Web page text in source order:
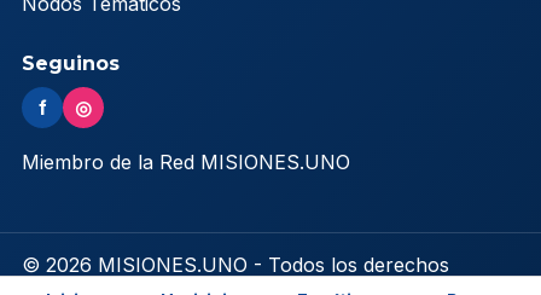
Seguinos
f ◎
Miembro de la Red MISIONES.UNO
© 2026 MISIONES.UNO - Todos los derechos
reservados